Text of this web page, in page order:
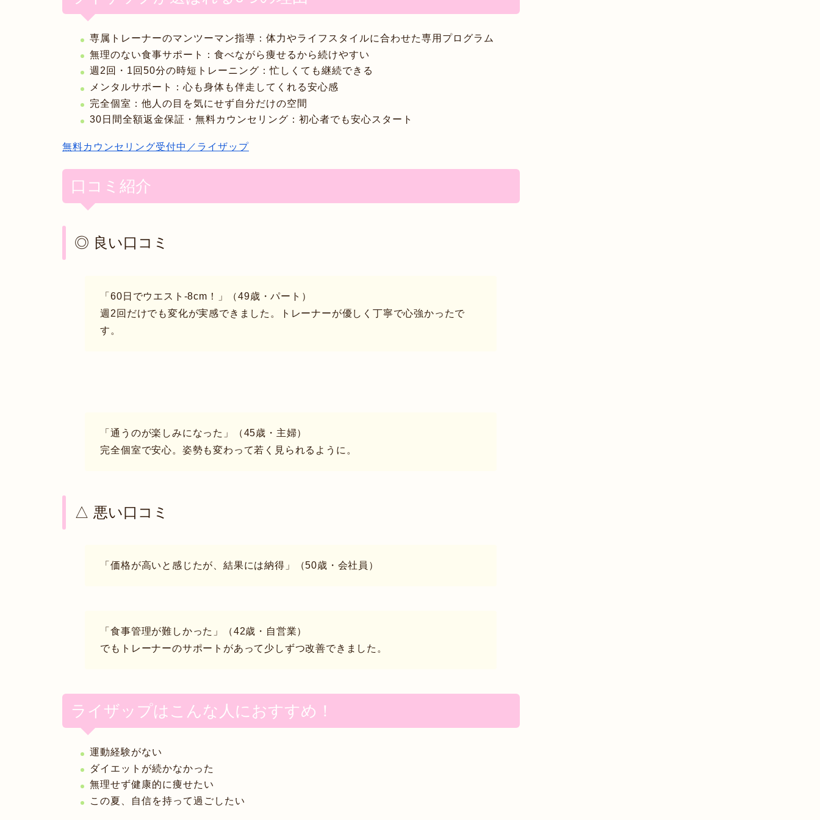
専属トレーナーのマンツーマン指導 ：体力やライフスタイルに合わせた専用プログラム
無理のない食事サポート
：食べながら痩せるから続けやすい
週2回・1回50分の時短トレーニング ：忙しくても継続できる
メンタルサポート
：心も身体も伴走してくれる安心感
完全個室 ：他人の目を気にせず自分だけの空間
30日間全額返金保証・無料カウンセリング ：初心者でも安心スタート
無料カウンセリング受付中／ライザップ
口コミ紹介
◎ 良い口コミ
「60日でウエスト-8cm！」（49歳・パート）
週2回だけでも変化が実感できました。トレーナーが優しく丁寧で心強かったで
す。
「通うのが楽しみになった」（45歳・主婦）
完全個室で安心。姿勢も変わって若く見られるように。
△ 悪い口コミ
「価格が高いと感じたが、結果には納得」（50歳・会社員）
「食事管理が難しかった」（42歳・自営業）
でもトレーナーのサポートがあって少しずつ改善できました。
ライザップはこんな人におすすめ！
運動経験がない
ダイエットが続かなかった
無理せず健康的に痩せたい
この夏、自信を持って過ごしたい